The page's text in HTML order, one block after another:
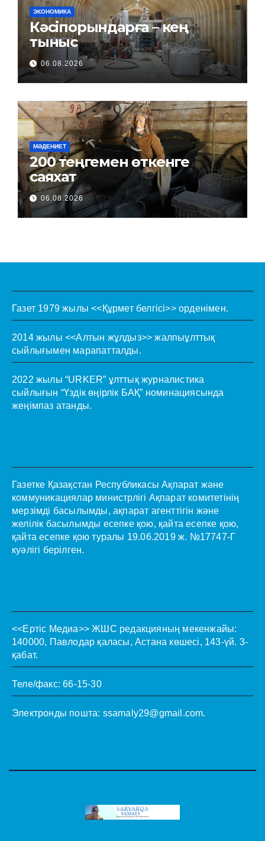
ЭКОНОМИКА
Кәсіпорындарға – кең
тыныс
06.08.2026
МӘДЕНИЕТ
200 теңгемен өткенге
саяхат
06.08.2026
Газет 1979 жылы <<Құрмет белгісі>> орденімен.
2014 жылы <<Алтын жұлдыз>> жалпыұлттық
сыйлығымен марапатталды.
2022 жылы “URKER” ұлттық журналистика
сыйлығын “Үздік өңірлік БАҚ” номинациясында
жеңімпаз атанды.
Газетке Қазақстан Республикасы Ақпарат және
коммуникациялар министрлігі Ақпарат комитетінің
мерзімді басылымды, ақпарат агенттігін және
желілік басылымды есепке қою, қайта есепке қою,
қайта есепке қою туралы 19.06.2019 ж. №17747-Г
куәлігі берілген.
<<Ертіс Медиа>> ЖШС редакцияның мекенжайы:
140000, Павлодар қаласы, Астана көшесі, 143-үй. 3-
қабат.
Теле/факс: 66-15-30
Электронды пошта: ssamaly29@gmail.com.